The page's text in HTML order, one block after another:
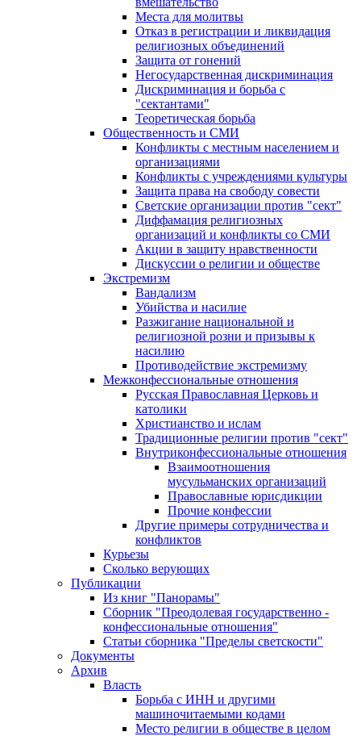
Места для молитвы
Отказ в регистрации и ликвидация
религиозных объединений
Защита от гонений
Негосударственная дискриминация
Дискриминация и борьба с
"сектантами"
Теоретическая борьба
Общественность и СМИ
Конфликты с местным населением и
организациями
Конфликты с учреждениями культуры
Защита права на свободу совести
Светские организации против "сект"
Диффамация религиозных
организаций и конфликты со СМИ
Акции в защиту нравственности
Дискуссии о религии и обществе
Экстремизм
Вандализм
Убийства и насилие
Разжигание национальной и
религиозной розни и призывы к
насилию
Противодействие экстремизму
Межконфессиональные отношения
Русская Православная Церковь и
католики
Христианство и ислам
Традиционные религии против "сект"
Внутриконфессиональные отношения
Взаимоотношения
мусульманских организаций
Православные юрисдикции
Прочие конфессии
Другие примеры сотрудничества и
конфликтов
Курьезы
Сколько верующих
Публикации
Из книг "Панорамы"
Сборник "Преодолевая государственно -
конфессиональные отношения"
Статьи сборника "Пределы светскости"
Документы
Архив
Власть
Борьба с ИНН и другими
машиночитаемыми кодами
Место религии в обществе в целом